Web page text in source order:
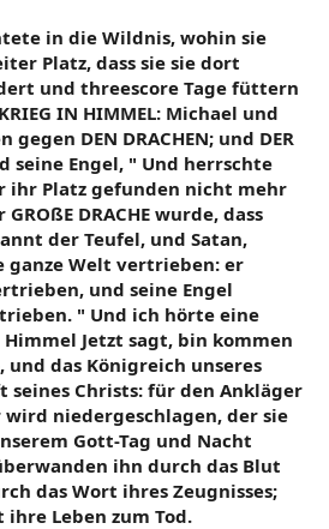
in die Wildnis, wohin sie
Platz, dass sie sie dort
und threescore Tage füttern
IN HIMMEL: Michael und
DEN DRACHEN; und DER
seine Engel, " Und herrschte
ihr Platz gefunden nicht mehr
DRACHE wurde, dass
der Teufel, und Satan,
ganze Welt vertrieben: er
und seine Engel
" Und ich hörte eine
Jetzt sagt, bin kommen
und das Königreich unseres
seines Christs: für den Ankläger
niedergeschlagen, der sie
Gott-Tag und Nacht
ihn durch das Blut
das Wort ihres Zeugnisses;
Leben zum Tod.